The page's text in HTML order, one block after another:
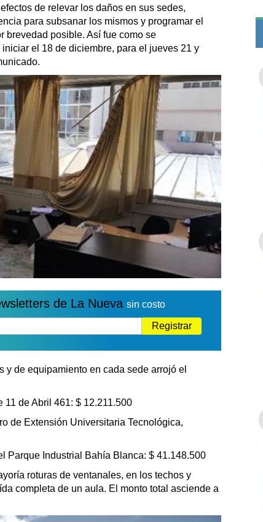
de relevar los daños en sus sedes,
para subsanar los mismos y programar el
brevedad posible. Así fue como se
el 18 de diciembre, para el jueves 21 y
de La Nueva sin costo
Registrar
y de equipamiento en cada sede arrojó el
de Abril 461: $ 12.211.500
de Extensión Universitaria Tecnológica,
Parque Industrial Bahía Blanca: $ 41.148.500
roturas de ventanales, en los techos y
completa de un aula. El monto total asciende a